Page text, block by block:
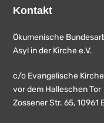
Kontakt
Ökumenische
Asyl in der Kirche e.V.
c/o Evangelische
vor dem Halleschen Tor
Zossener Str. 65, 10961